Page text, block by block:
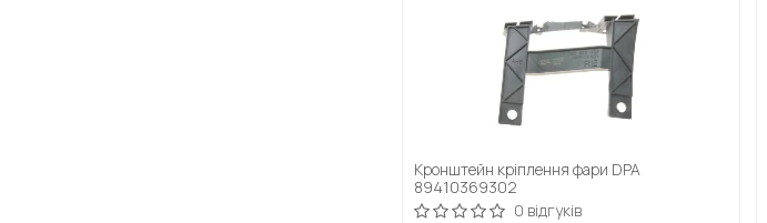
Кронштейн кріплення фари DPA
89410369302
0 відгуків